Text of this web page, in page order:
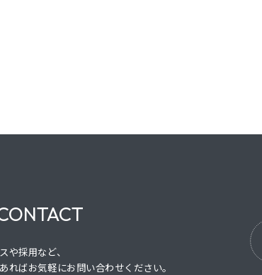
や採用など、
ればお気軽にお問い合わせください。